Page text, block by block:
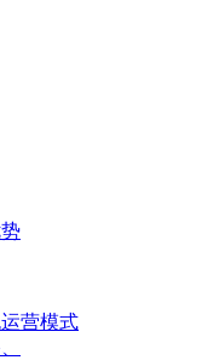
营模式